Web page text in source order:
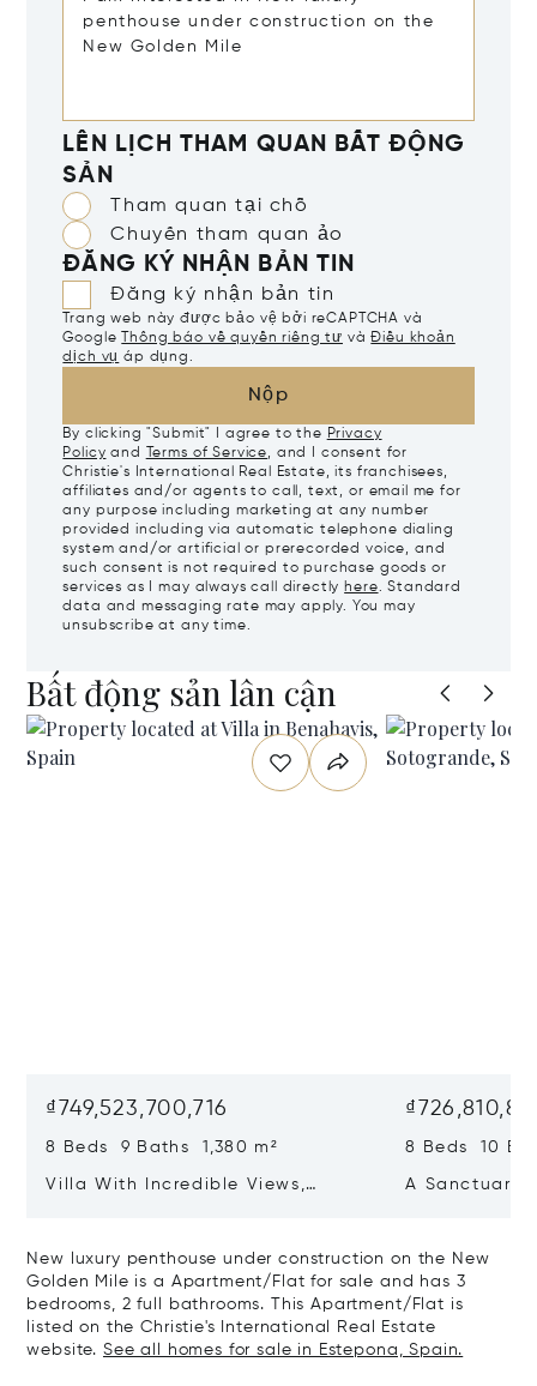
LÊN LỊCH THAM QUAN BẤT ĐỘNG
SẢN
Tham quan tại chỗ
Chuyến tham quan ảo
ĐĂNG KÝ NHẬN BẢN TIN
Đăng ký nhận bản tin
Trang web này được bảo vệ bởi reCAPTCHA và
Google
Thông báo về quyền riêng tư vàĐiều khoản
dịch vụ áp dụng.
Nộp
By clicking "Submit" I agree to the Privacy
Policy and Terms of Service, and I consent for
Christie's International Real Estate, its franchisees,
affiliates and/or agents to call, text, or email me for
any purpose including marketing at any number
provided including via automatic telephone dialing
system and/or artificial or prerecorded voice, and
such consent is not required to purchase goods or
services as I may always call directly here. Standard
data and messaging rate may apply. You may
unsubscribe at any time.
Bất động sản lân cận
₫749,523,700,716
8 Beds 9 Baths 1,380 m²
Villa With Incredible Views,
8 Beds 10
A Sanctuary
New luxury penthouse under construction on the New
Golden Mile is a Apartment/Flat for sale and has 3
bedrooms, 2 full bathrooms. This Apartment/Flat is
listed on the Christie's International Real Estate
website. See all homes for sale in Estepona, Spain.